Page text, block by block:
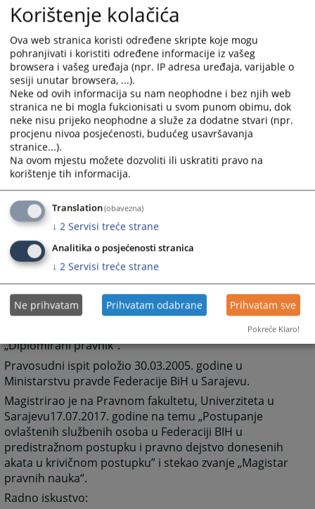
Kratka biografija Glavnog kantonalnog
tužioca
Glavni kantonalni tužilac Kantonalnog
tužilaštva/tužiteljstva SBK/KSB Travnik Šemsudin Fuško
Travnik.
Diplomirao je na Pravnom fakultetu, Univerziteta u
„Diplomirani pravnik“.
Pravosudni ispit položio 30.03.2005. godine u
Ministarstvu pravde Federacije BiH u Sarajevu.
Magistrirao je na Pravnom fakultetu, Univerziteta u
Sarajevu17.07.2017. godine na temu „Postupanje
ovlaštenih službenih osoba u Federaciji BIH u
predistražnom postupku i pravno dejstvo donesenih
akata u krivičnom postupku” i stekao zvanje „Magistar
pravnih nauka“.
Radno iskustvo:
Korištenje kolačića
Ova web stranica koristi određene skripte koje mogu
pohranjivati i koristiti određene informacije iz vašeg
browsera i vašeg uređaja (npr. IP adresa uređaja, varijable o
sesiji unutar browsera, ...).
Neke od ovih informacija su nam neophodne i bez njih web
stranica ne bi mogla fukcionisati u svom punom obimu, dok
neke nisu prijeko neophodne a služe za dodatne stvari (npr.
procjenu nivoa posjećenosti, budućeg usavršavanja
stranice...).
Na ovom mjestu možete dozvoliti ili uskratiti pravo na
korištenje tih informacija.
Translation(obavezna)
↓ 2 Servisi treće strane
Analitika o posjećenosti stranica
↓ 2 Servisi treće strane
Ne prihvatam Prihvatam odabrane Prihvatam sve
Pokreće Klaro!